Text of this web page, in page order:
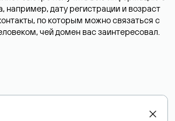
например, дату регистрации и возраст
по которым можно связаться с
чей домен вас заинтересовал.